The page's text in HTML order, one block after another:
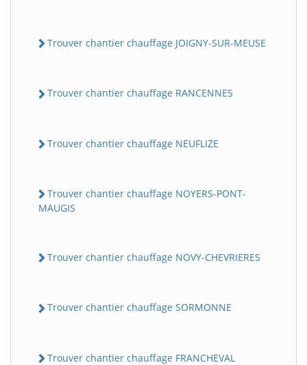
Trouver chantier chauffage JOIGNY-SUR-MEUSE
Trouver chantier chauffage RANCENNES
Trouver chantier chauffage NEUFLIZE
Trouver chantier chauffage NOYERS-PONT-
MAUGIS
Trouver chantier chauffage NOVY-CHEVRIERES
Trouver chantier chauffage SORMONNE
Trouver chantier chauffage FRANCHEVAL